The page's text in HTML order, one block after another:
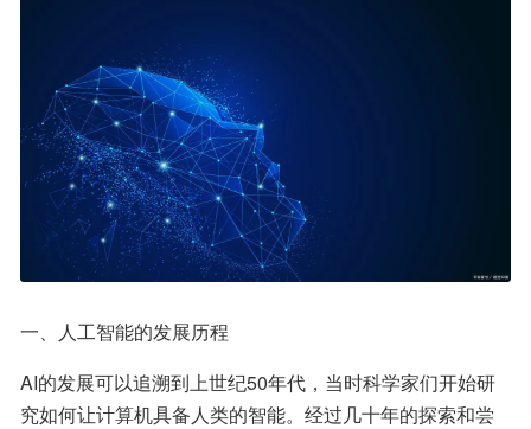
一、人工智能的发展历程
AI的发展可以追溯到上世纪50年代，当时科学家们开始研
究如何让计算机具备人类的智能。经过几十年的探索和尝